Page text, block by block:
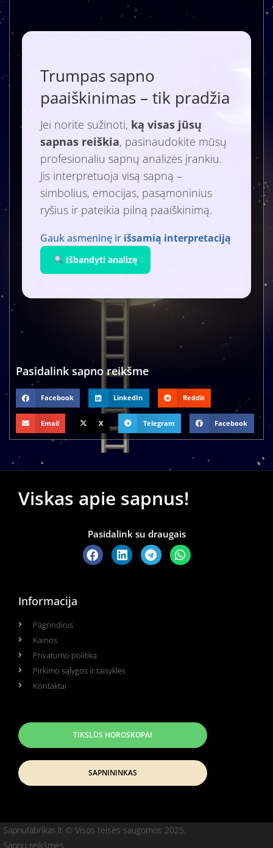
Trumpas sapno
paaiškinimas – tik pradžia
Jei norite sužinoti, ką visas jūsų
sapnas reiškia, pasinaudokite mūsų
profesionaliu sapnų analizės įrankiu.
Jis interpretuoja visą sapną –
simbolius, emocijas, pasąmoninius
ryšius ir pateikia pilną paaiškinimą.
Gauk asmeninę ir išsamią interpretaciją
Išbandyti analizę
Pasidalink sapno reikšme
Facebook LinkedIn Reddit
Email X Telegram Facebook
Viskas apie sapnus!
Pasidalink su draugais
Informacija
Pagrindinis
Kainos
Privatumo politika
Pirkimo sąlygos ir taisyklės
Kontaktai
TIKSLŪS HOROSKOPAI
SAPNININKAS
Sapnufabrikas.lt © Visos teisės saugomos 2025.
Sapnų reikšmės